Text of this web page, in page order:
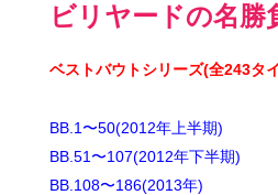
ビリヤードの名勝
ベストバウトシリーズ(全243タ
BB.1〜50(2012年上半期)
BB.51〜107(2012年下半期)
BB.108〜186(2013年)